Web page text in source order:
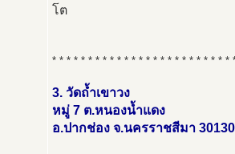
โต
* * * * * * * * * * * * * * * * * * * * * * * * *
3. วัดถ้ำเขาวง
หมู่ 7 ต.หนองน้ำแดง
อ.ปากช่อง จ.นครราชสีมา 30130